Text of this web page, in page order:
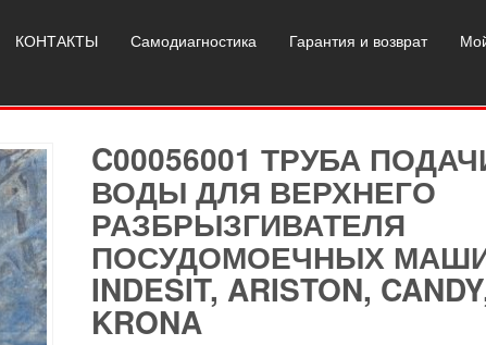
КОНТАКТЫ Самодиагностика Гарантия и возврат
C00056001 ТРУБА
ВОДЫ ДЛЯ ВЕРХНЕГО
РАЗБРЫЗГИВАТЕЛЯ
ПОСУДОМОЕЧНЫХ
INDESIT, ARISTON,
KRONA